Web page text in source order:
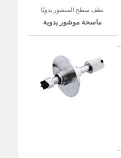
نظف سطح المنشور يدويًا
ماسحة موشور يدوية